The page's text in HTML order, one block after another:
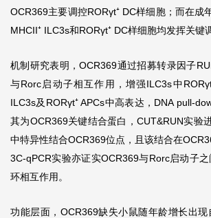
OCR369主要调控RORγt⁺ DC样细胞；而在成
MHCII⁺ ILC3s和RORγt⁺ DC样细胞均发挥关键
机制研究表明，OCR369通过招募转录因子
与Rorc启动子相互作用，增强ILC3s中
ILC3s及RORγt⁺ APCs中高表达，DNA pull-
其为OCR369关键结合蛋白，CUT&RUN实验
中特异性结合OCR369位点，且该结合在
3C-qPCR实验亦证实OCR369与Rorc启动子
环相互作用。
功能层面，OCR369缺失小鼠随年龄增长出